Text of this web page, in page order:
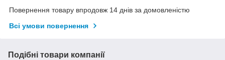
Повернення товару впродовж 14 днів за домовленістю
Всі умови повернення
Подібні товари компанії